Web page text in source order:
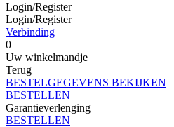
Login/Register
Login/Register
Verbinding
0
Uw winkelmandje
Terug
BESTELGEGEVENS BEKIJKEN
BESTELLEN
Garantieverlenging
BESTELLEN